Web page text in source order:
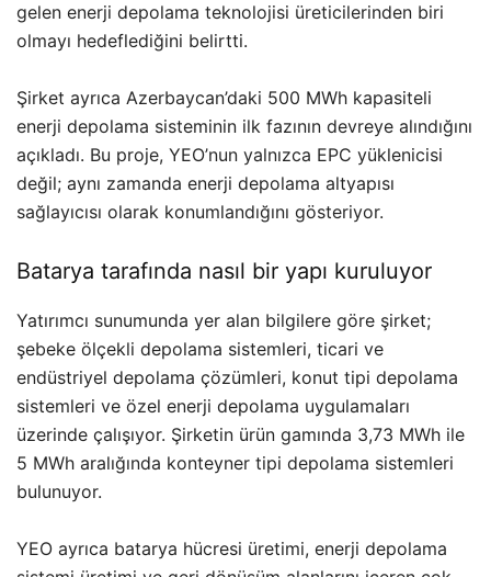
gelen enerji depolama teknolojisi üreticilerinden biri
olmayı hedeflediğini belirtti.
Şirket ayrıca Azerbaycan’daki 500 MWh kapasiteli
enerji depolama sisteminin ilk fazının devreye alındığını
açıkladı. Bu proje, YEO’nun yalnızca EPC yüklenicisi
değil; aynı zamanda enerji depolama altyapısı
sağlayıcısı olarak konumlandığını gösteriyor.
Batarya tarafında nasıl bir yapı kuruluyor
Yatırımcı sunumunda yer alan bilgilere göre şirket;
şebeke ölçekli depolama sistemleri, ticari ve
endüstriyel depolama çözümleri, konut tipi depolama
sistemleri ve özel enerji depolama uygulamaları
üzerinde çalışıyor. Şirketin ürün gamında 3,73 MWh ile
5 MWh aralığında konteyner tipi depolama sistemleri
bulunuyor.
YEO ayrıca batarya hücresi üretimi, enerji depolama